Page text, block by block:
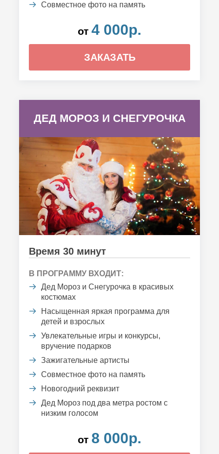
Совместное фото на память
от 4 000р.
ЗАКАЗАТЬ
ДЕД МОРОЗ И СНЕГУРОЧКА
Время 30 минут
В ПРОГРАММУ ВХОДИТ:
Дед Мороз и Снегурочка в красивых
костюмах
Насыщенная яркая программа для
детей и взрослых
Увлекательные игры и конкурсы,
вручение подарков
Зажигательные артисты
Совместное фото на память
Новогодний реквизит
Дед Мороз под два метра ростом с
низким голосом
от 8 000р.